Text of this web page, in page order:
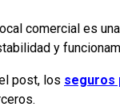
comercial es
y
post, los seguros